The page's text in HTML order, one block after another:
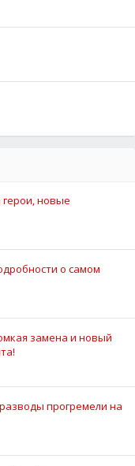
новые
о самом
замена и новый
прогремели на